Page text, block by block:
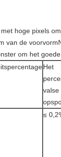
hoge pixels
de
om het
Het
valse
≤